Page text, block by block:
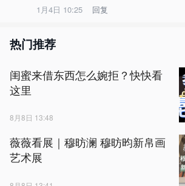
1月4日 10:25 回复
热门推荐
闺蜜来借东西怎么婉拒？快快看
这里
8月8日 13:48
薇薇看展｜穆昉澜 穆昉昀新帛画
艺术展